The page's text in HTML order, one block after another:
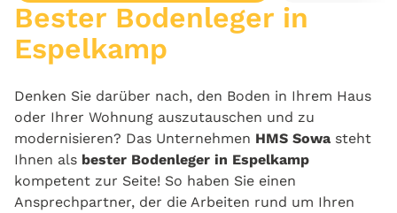
Bester Bodenleger in
Espelkamp
Denken Sie darüber nach, den Boden in Ihrem Haus
oder Ihrer Wohnung auszutauschen und zu
modernisieren? Das Unternehmen HMS Sowa steht
Ihnen als bester Bodenleger in Espelkamp
kompetent zur Seite! So haben Sie einen
Ansprechpartner, der die Arbeiten rund um Ihren